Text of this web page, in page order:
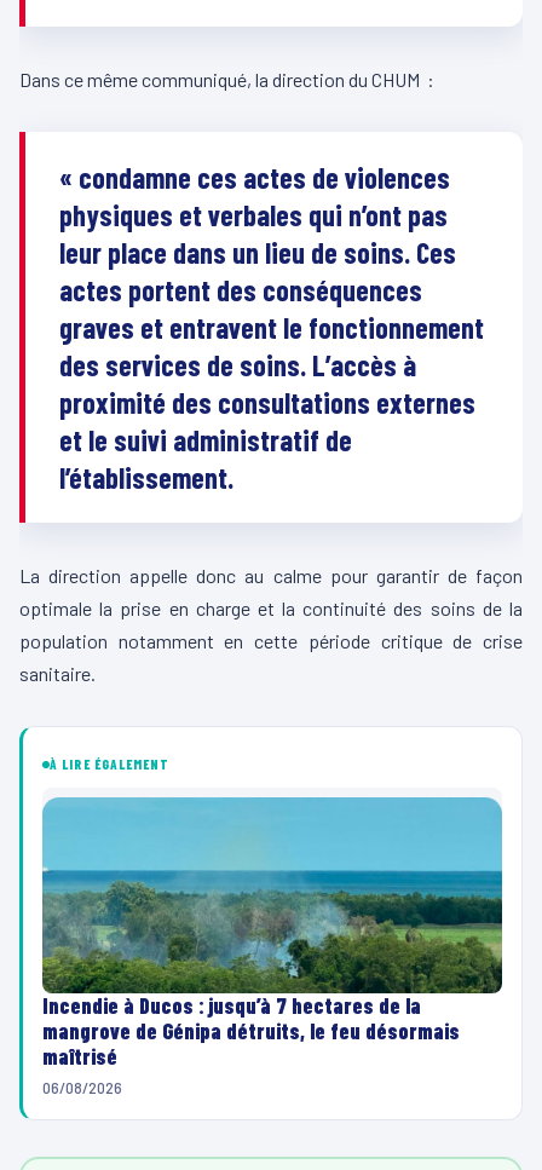
Dans ce même communiqué, la direction du CHUM :
« condamne ces actes de violences
physiques et verbales qui n’ont pas
leur place dans un lieu de soins. Ces
actes portent des conséquences
graves et entravent le fonctionnement
des services de soins. L’accès à
proximité des consultations externes
et le suivi administratif de
l’établissement.
La direction appelle donc au calme pour garantir de façon
optimale la prise en charge et la continuité des soins de la
population notamment en cette période critique de crise
sanitaire.
À LIRE ÉGALEMENT
Incendie à Ducos : jusqu’à 7 hectares de la
mangrove de Génipa détruits, le feu désormais
maîtrisé
06/08/2026